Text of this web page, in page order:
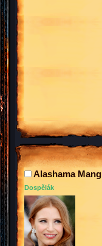
Alashama Mang
Dospělák